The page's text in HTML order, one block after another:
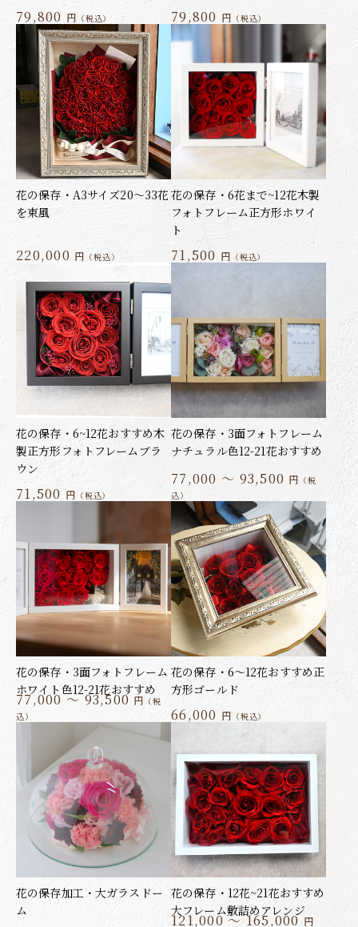
79,800円 （税込） 79,800 円 （税込）
花の保存・A3サイズ20～33花
を束風
220,000 円 （税込）
花の保存・6花まで~12花木製
フォトフレーム正方形ホワイ
ト
71,500 円 （税込）
花の保存・6~12花おすすめ木
製正方形フォトフレームブラ
ウン
71,500 円 （税込）
花の保存・3面フォトフレーム
ナチュラル色12-21花おすすめ
77,000 ～ 93,500 円 （税
込）
花の保存・3面フォトフレーム
ホワイト色12-21花おすすめ
77,000 ～ 93,500 円 （税
込）
花の保存・6～12花おすすめ正
方形ゴールド
66,000 円 （税込）
花の保存加工・大ガラスドー
ム
花の保存・12花~21花おすすめ
大フレーム敷詰めアレンジ
121,000 ～ 165,000 円